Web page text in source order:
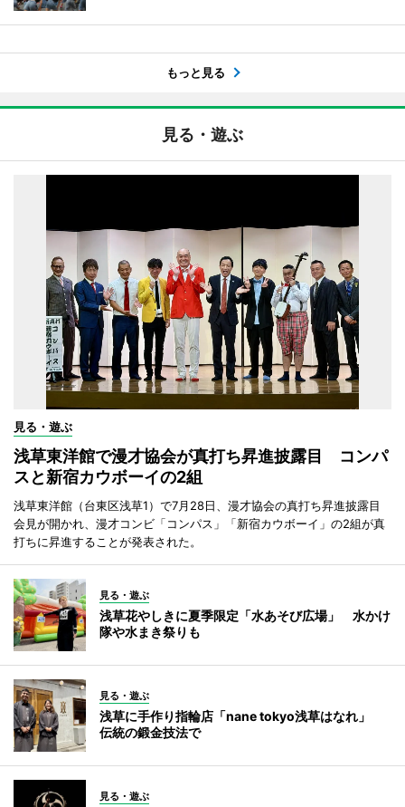
もっと見る
見る・遊ぶ
見る・遊ぶ
浅草東洋館で漫才協会が真打ち昇進披露目 コンパ
スと新宿カウボーイの2組
浅草東洋館（台東区浅草1）で7月28日、漫才協会の真打ち昇進披露目
会見が開かれ、漫才コンビ「コンパス」「新宿カウボーイ」の2組が真
打ちに昇進することが発表された。
見る・遊ぶ
浅草花やしきに夏季限定「水あそび広場」 水かけ
隊や水まき祭りも
見る・遊ぶ
浅草に手作り指輪店「nane tokyo浅草はなれ」
伝統の鍛金技法で
見る・遊ぶ